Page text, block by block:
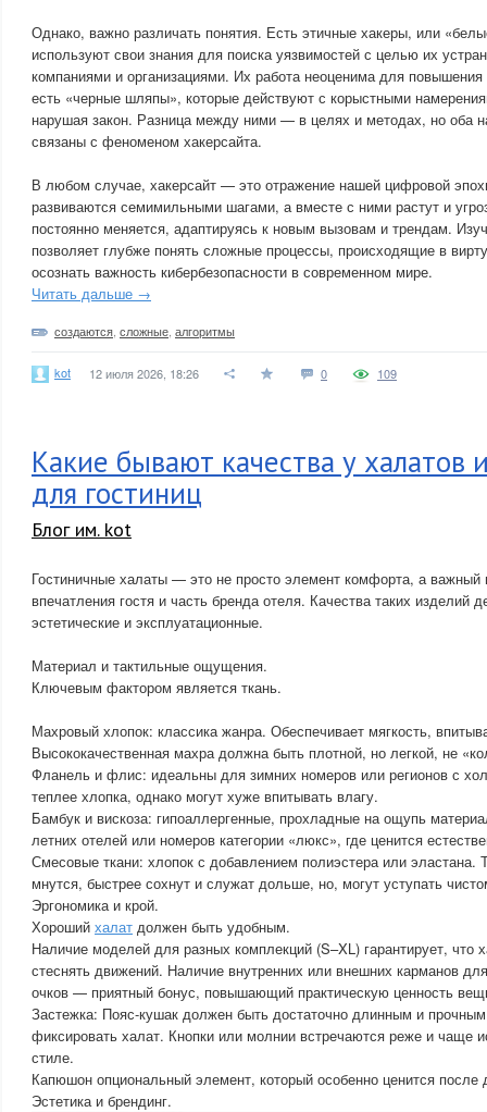
Однако, важно различать понятия. Есть этичные хакеры, или
используют свои знания для поиска уязвимостей с целью их
компаниями и организациями. Их работа неоценима для повышения
есть «черные шляпы», которые действуют с корыстными
нарушая закон. Разница между ними — в целях и методах, но оба
связаны с феноменом хакерсайта.
В любом случае, хакерсайт — это отражение нашей цифровой
развиваются семимильными шагами, а вместе с ними растут и
постоянно меняется, адаптируясь к новым вызовам и трендам.
позволяет глубже понять сложные процессы, происходящие в
осознать важность кибербезопасности в современном мире.
Читать дальше →
создаются сложные алгоритмы
kot 12 июля 2026, 18:26 0 109
Какие бывают качества у халатов
для гостиниц
Блог им. kot
Гостиничные халаты — это не просто элемент комфорта, а
впечатления гостя и часть бренда отеля. Качества таких изделий
эстетические и эксплуатационные.
Материал и тактильные ощущения.
Ключевым фактором является ткань.
Махровый хлопок: классика жанра. Обеспечивает мягкость,
Высококачественная махра должна быть плотной, но легкой, не
Фланель и флис: идеальны для зимних номеров или регионов с
теплее хлопка, однако могут хуже впитывать влагу.
Бамбук и вискоза: гипоаллергенные, прохладные на ощупь
летних отелей или номеров категории «люкс», где ценится
Смесовые ткани: хлопок с добавлением полиэстера или эластана.
мнутся, быстрее сохнут и служат дольше, но, могут уступать
Эргономика и крой.
Хороший халат должен быть удобным.
Наличие моделей для разных комплекций (S–XL) гарантирует, что
стеснять движений. Наличие внутренних или внешних карманов
очков — приятный бонус, повышающий практическую ценность
Застежка: Пояс-кушак должен быть достаточно длинным и
фиксировать халат. Кнопки или молнии встречаются реже и чаще
стиле.
Капюшон опциональный элемент, который особенно ценится
Эстетика и брендинг.